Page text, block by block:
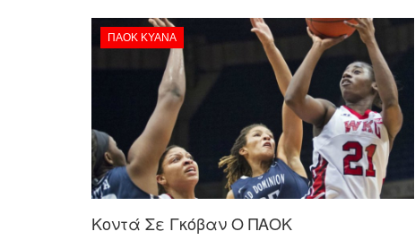
ΠΑΟΚ ΚΥΑΝΑ
Κοντά Σε Γκόβαν Ο ΠΑΟΚ